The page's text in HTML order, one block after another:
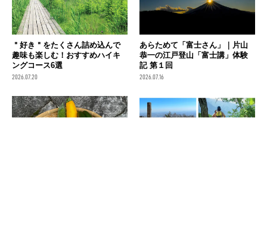
＂好き＂をたくさん詰め込んで
趣味も楽しむ！おすすめハイキ
ングコース6選
2026.07.20
あらためて「富士さん」｜片山
恭一の江戸登山「富士講」体験
記 第１回
2026.07.16